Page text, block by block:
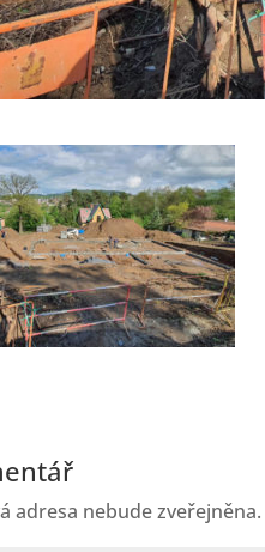
adresa nebude zveřejněna.